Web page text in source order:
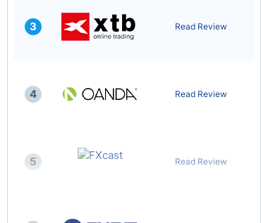
3 Read Review
4 Read Review
5 Read Review